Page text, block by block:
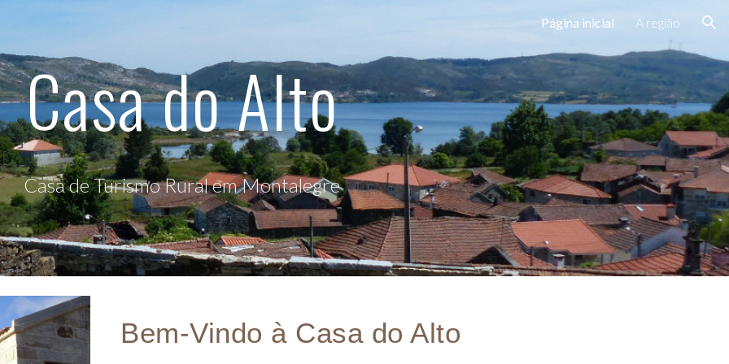
Página inicial A região
Casa do Alto
Casa de Turismo Rural em Montalegre
Bem-Vindo à Casa do Alto